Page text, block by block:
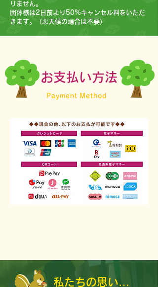
りません。
団体様は2日前より50%キャンセル料をいただ
きます。（悪天候の場合は不要）
​お支払い方法
Payment Method
私たちの思い…